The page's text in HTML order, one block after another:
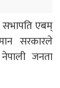
सभापति एबम्
सरकारले
जनता